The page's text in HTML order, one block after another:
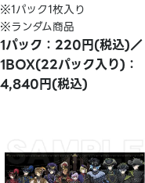
※1パック1枚入り
※ランダム商品
1パック：220円(税込)／
1BOX(22パック入り)：
4,840円(税込)